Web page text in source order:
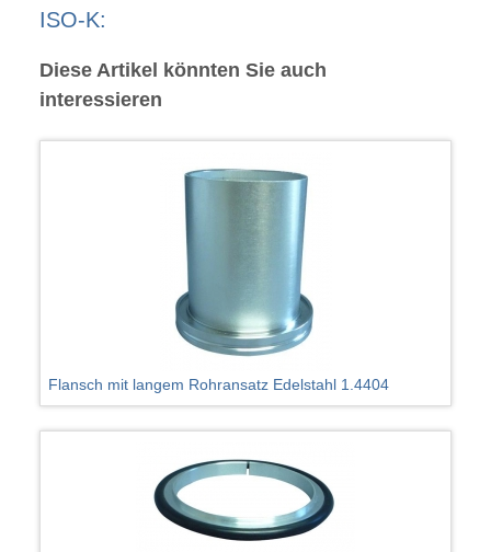
ISO-K:
Diese Artikel könnten Sie auch
interessieren
Flansch mit langem Rohransatz Edelstahl 1.4404